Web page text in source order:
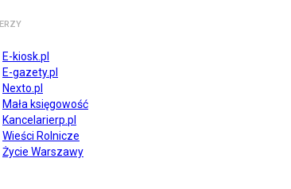
E-kiosk.pl
E-gazety.pl
Nexto.pl
Mała księgowość
Kancelarierp.pl
Wieści Rolnicze
Życie Warszawy